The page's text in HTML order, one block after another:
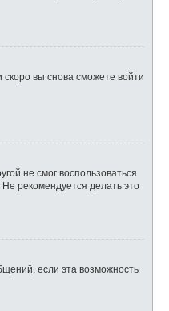
скоро вы снова сможете войти
не смог воспользоваться
рекомендуется делать это
если эта возможность